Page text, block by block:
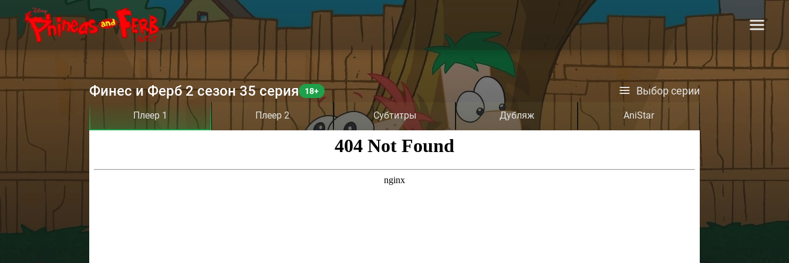
Финес и Ферб 2 сезон 35 серия Выбор серии
Плеер 1 Плеер 2 Субтитры Дубляж AniStar